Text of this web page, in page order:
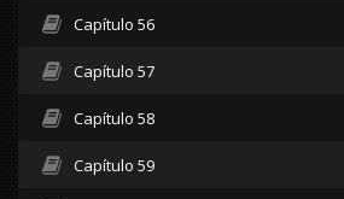
Capítulo 56
Capítulo 57
Capítulo 58
Capítulo 59